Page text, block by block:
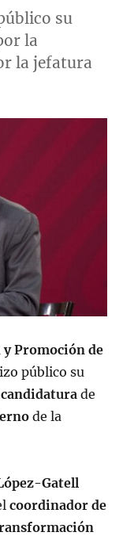
su
la
la jefatura
Promoción de
público su
candidatura de
de la
Gatell
coordinador de